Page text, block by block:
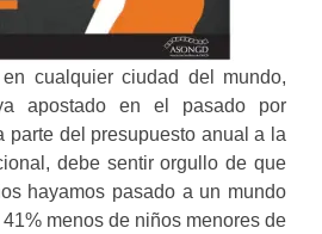
cualquier ciudad del mundo,
apostado en el pasado por
parte del presupuesto anual a la
debe sentir orgullo de que
hayamos pasado a un mundo
menos de niños menores de